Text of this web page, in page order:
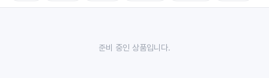
준비 중인 상품입니다.